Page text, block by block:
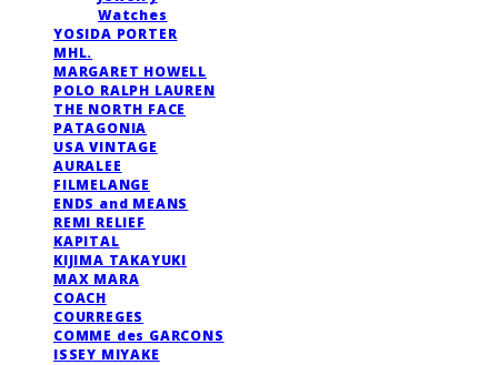
Watches
YOSIDA PORTER
MHL.
MARGARET HOWELL
POLO RALPH LAUREN
THE NORTH FACE
PATAGONIA
USA VINTAGE
AURALEE
FILMELANGE
ENDS and MEANS
REMI RELIEF
KAPITAL
KIJIMA TAKAYUKI
MAX MARA
COACH
COURREGES
COMME des GARCONS
ISSEY MIYAKE